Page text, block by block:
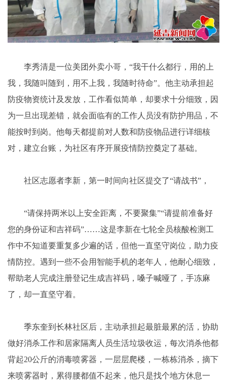
李秀清是一位美团外卖小哥，“我干什么都行，用的上
我，我随叫随到，用不上我，我随时待命”。他主动承担起
防疫物资统计及发放，工作看似简单，却要求十分细致，因
为一旦出现差错，就会面临有的工作人员没有防护用品，不
能按时到岗。他每天都提前对人数和防疫物品进行详细核
对，建立台账，为社区有序开展疫情防控奠定了基础。
社区志愿者李新，第一时间向社区提交了“请战书”，
“请保持两米以上安全距离，不要聚集”“请提前准备好
您的身份证和吉祥码”……这是李新在七轮全员核酸检测工
作中不知道要重复多少遍的话，但他一直坚守岗位，助力疫
情防控。遇到一些不会用智能手机的老年人，他耐心细致，
帮助老人完成注册登记生成吉祥码，嗓子喊哑了，手冻麻
了，却一直坚守着。
季东奎到长林社区后，主动承担起最脏最累的活，协助
做好消杀工作和居家隔离人员生活垃圾收运，每次消杀他都
背起20公斤的消毒喷雾器，一层层爬楼，一栋栋消杀，摘下
来喷雾器时，累得腰都值不起来，他只是找个地方休息一